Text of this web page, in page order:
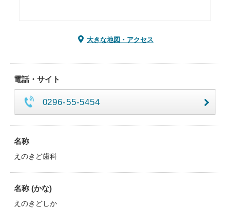
大きな地図・アクセス
電話・サイト
0296-55-5454
名称
えのきど歯科
名称 (かな)
えのきどしか